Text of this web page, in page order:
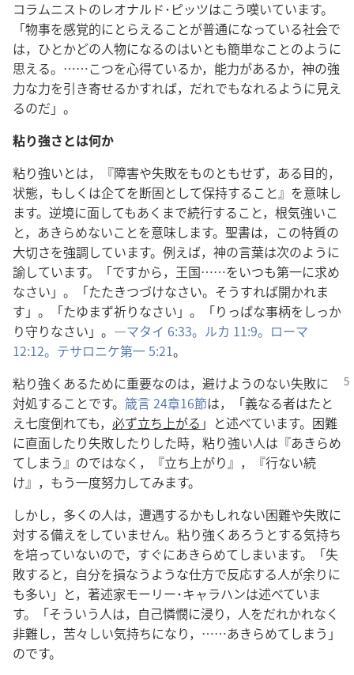
コラムニストのレオナルド･ピッツはこう嘆いています。
「物事を感覚的にとらえることが普通になっている社会で
は，ひとかどの人物になるのはいとも簡単なことのように
思える。……こつを心得ているか，能力があるか，神の強
力な力を引き寄せるかすれば，だれでもなれるように見え
るのだ」。
粘り強さとは何か
粘り強いとは，『障害や失敗をものともせず，ある目的，
状態，もしくは企てを断固として保持すること』を意味し
ます。逆境に面してもあくまで続行すること，根気強いこ
と，あきらめないことを意味します。聖書は，この特質の
大切さを強調しています。例えば，神の言葉は次のように
諭しています。「ですから，王国……をいつも第一に求め
なさい」。「たたきつづけなさい。そうすれば開かれま
す」。「たゆまず祈りなさい」。「りっぱな事柄をしっか
り守りなさい」。―マタイ 6:33。 ルカ 11:9。 ローマ
12:12。 テサロニケ第一 5:21。
粘り強くあるために重要なのは，避けようのない失敗に
対処することです。 箴言 24章16節は，「義なる者はたと
え七度倒れても， 必ず立ち上がる 」と述べています。困難
に直面したり失敗したりした時，粘り強い人は『あきらめ
てしまう』のではなく，『立ち上がり』，『行ない続
け』，もう一度努力してみます。
しかし，多くの人は，遭遇するかもしれない困難や失敗に
対する備えをしていません。粘り強くあろうとする気持ち
を培っていないので，すぐにあきらめてしまいます。「失
敗すると，自分を損なうような仕方で反応する人が余りに
も多い」と，著述家モーリー･キャラハンは述べていま
す。「そういう人は，自己憐憫に浸り，人をだれかれなく
非難し，苦々しい気持ちになり，……あきらめてしまう」
のです。